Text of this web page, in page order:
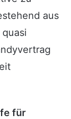
aus
für